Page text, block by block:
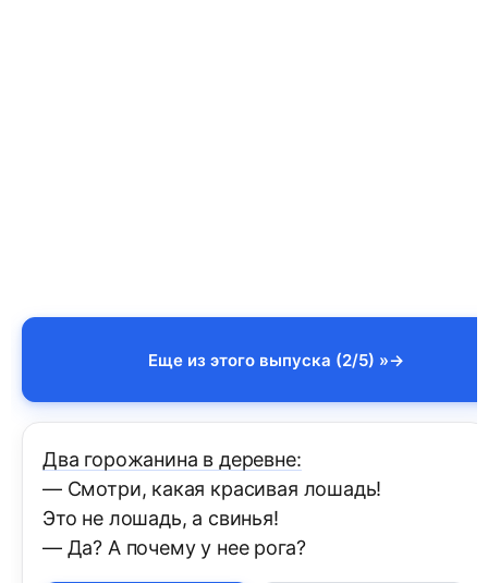
Еще из этого выпуска (2/5) »
Два горожанина в деревне:
— Смотри, какая красивая лошадь!
Это не лошадь, а свинья!
— Да? А почему у нее рога?